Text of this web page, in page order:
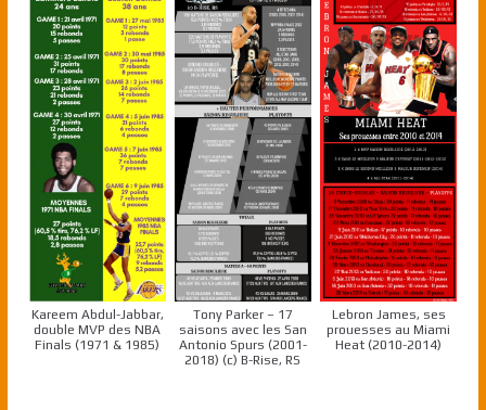
Kareem Abdul-Jabbar,
double MVP des NBA
Finals (1971 & 1985)
Tony Parker – 17
saisons avec les San
Antonio Spurs (2001-
2018) (c) B-Rise, RS
Lebron James, ses
prouesses au Miami
Heat (2010-2014)